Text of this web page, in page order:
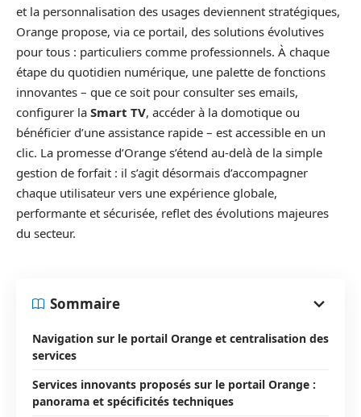
et la personnalisation des usages deviennent stratégiques,
Orange propose, via ce portail, des solutions évolutives
pour tous : particuliers comme professionnels. À chaque
étape du quotidien numérique, une palette de fonctions
innovantes – que ce soit pour consulter ses emails,
configurer la Smart TV, accéder à la domotique ou
bénéficier d’une assistance rapide – est accessible en un
clic. La promesse d’Orange s’étend au-delà de la simple
gestion de forfait : il s’agit désormais d’accompagner
chaque utilisateur vers une expérience globale,
performante et sécurisée, reflet des évolutions majeures
du secteur.
Sommaire
Navigation sur le portail Orange et centralisation des
services
Services innovants proposés sur le portail Orange :
panorama et spécificités techniques